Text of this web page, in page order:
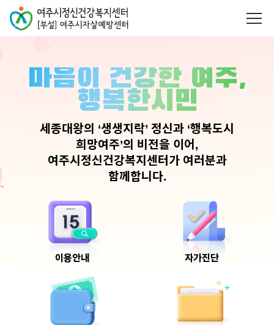
마음이 건강한 여주,
행복한시민
세종대왕의 ‘생생지락’ 정신과 ‘행복도시
희망여주’의 비전을 이어,
여주시정신건강복지센터가 여러분과
함께합니다.
이용안내 자가진단